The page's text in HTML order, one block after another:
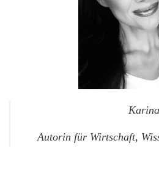
Karina
Autorin für Wirtschaft,